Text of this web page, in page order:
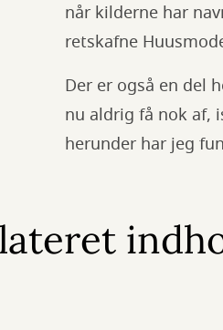
når kilderne har
retskafne
Der er også en del
nu aldrig få nok af,
herunder har jeg